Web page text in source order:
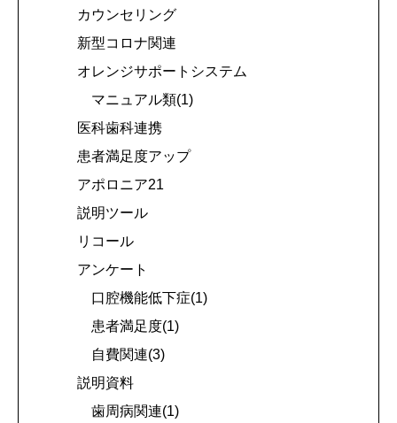
カウンセリング
新型コロナ関連
オレンジサポートシステム
マニュアル類(1)
医科歯科連携
患者満足度アップ
アポロニア21
説明ツール
リコール
アンケート
口腔機能低下症(1)
患者満足度(1)
自費関連(3)
説明資料
歯周病関連(1)